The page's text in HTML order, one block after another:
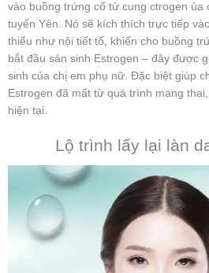
vào buồng trứng cổ tử cung ctrogen ủa
tuyến Yên. Nó sẽ kích thích trực tiếp
thiếu như nội tiết tố, khiến cho buồng
bắt đầu sản sinh Estrogen – đây được
sinh của chị em phụ nữ. Đặc biệt giúp
Estrogen đã mất từ quá trình mang
hiện tại.
Lộ trình lấy lại làn